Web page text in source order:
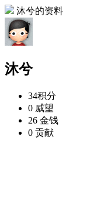
沐兮的资料
沐兮
34积分
0 威望
26 金钱
0 贡献